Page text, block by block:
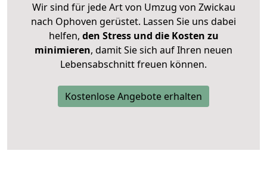
Wir sind für jede Art von Umzug von Zwickau
nach Ophoven gerüstet. Lassen Sie uns dabei
helfen, den Stress und die Kosten zu
minimieren, damit Sie sich auf Ihren neuen
Lebensabschnitt freuen können.
Kostenlose Angebote erhalten